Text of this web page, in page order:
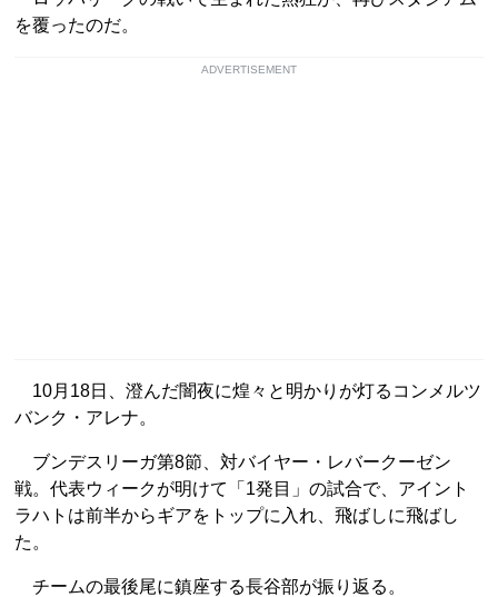
を覆ったのだ。
ADVERTISEMENT
10月18日、澄んだ闇夜に煌々と明かりが灯るコンメルツ
バンク・アレナ。
ブンデスリーガ第8節、対バイヤー・レバークーゼン
戦。代表ウィークが明けて「1発目」の試合で、アイント
ラハトは前半からギアをトップに入れ、飛ばしに飛ばし
た。
チームの最後尾に鎮座する長谷部が振り返る。